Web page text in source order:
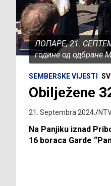
ЛОПАРЕ, 21.
године од одбране
SEMBERSKE VIJESTI
Obilježene
21. Septembra 2024.
Na Panjiku iznad
16 boraca Garde